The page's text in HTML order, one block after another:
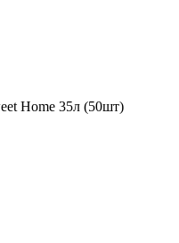
Home 35л (50шт)